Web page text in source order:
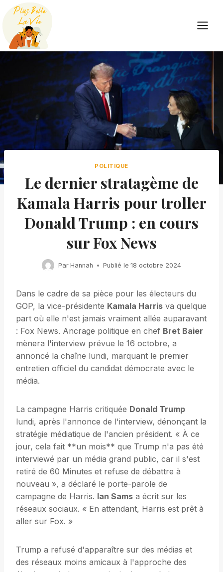
Skip
content
POLITIQUE
Le dernier stratagème de
Kamala Harris pour troller
Donald Trump : en cours
sur Fox News
Par Hannah Publié le 18 octobre 2024
Dans le cadre de sa pièce pour les électeurs du
GOP, la vice-présidente Kamala Harris va quelque
part où elle n'est jamais vraiment allée auparavant
: Fox News. Ancrage politique en chef Bret Baier
mènera l'interview prévue le 16 octobre, a
annoncé la chaîne lundi, marquant le premier
entretien officiel du candidat démocrate avec le
média.
La campagne Harris critiquée Donald Trump
lundi, après l'annonce de l'interview, dénonçant la
stratégie médiatique de l'ancien président. « À ce
jour, cela fait **un mois** que Trump n'a pas été
interviewé par un média grand public, car il s'est
retiré de 60 Minutes et refuse de débattre à
nouveau », a déclaré le porte-parole de
campagne de Harris. Ian Sams a écrit sur les
réseaux sociaux. « En attendant, Harris est prêt à
aller sur Fox. »
Trump a refusé d'apparaître sur des médias et
des réseaux moins amicaux à l'approche des